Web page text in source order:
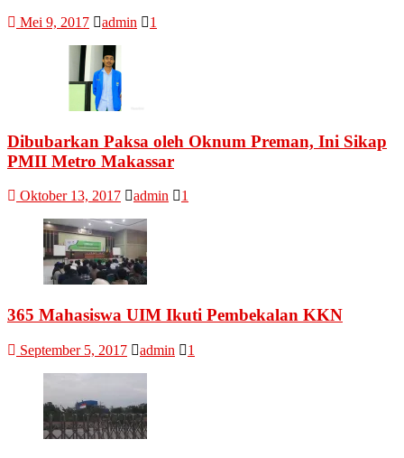
Mei 9, 2017 admin 1
Dibubarkan Paksa oleh Oknum Preman, Ini Sikap
PMII Metro Makassar
Oktober 13, 2017 admin 1
365 Mahasiswa UIM Ikuti Pembekalan KKN
September 5, 2017 admin 1